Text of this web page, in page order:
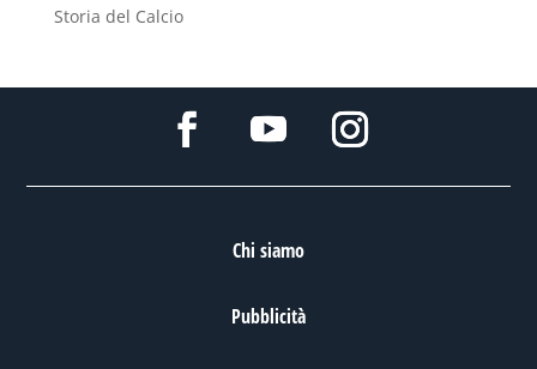
Storia del Calcio
Chi siamo
Pubblicità